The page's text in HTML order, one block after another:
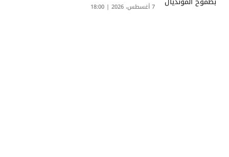
7 أغسطس، 2026 | 18:00